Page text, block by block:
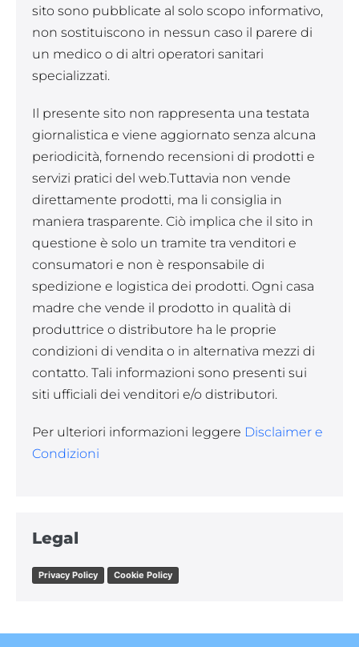
sito sono pubblicate al solo scopo informativo,
non sostituiscono in nessun caso il parere di
un medico o di altri operatori sanitari
specializzati.
Il presente sito non rappresenta una testata
giornalistica e viene aggiornato senza alcuna
periodicità, fornendo recensioni di prodotti e
servizi pratici del web.Tuttavia non vende
direttamente prodotti, ma li consiglia in
maniera trasparente. Ciò implica che il sito in
questione è solo un tramite tra venditori e
consumatori e non è responsabile di
spedizione e logistica dei prodotti. Ogni casa
madre che vende il prodotto in qualità di
produttrice o distributore ha le proprie
condizioni di vendita o in alternativa mezzi di
contatto. Tali informazioni sono presenti sui
siti ufficiali dei venditori e/o distributori.
Per ulteriori informazioni leggere Disclaimer e
Condizioni
Legal
Privacy Policy Cookie Policy